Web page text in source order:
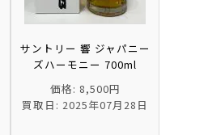
サントリー 響 ジャパニー
ズハーモニー 700ml
価格: 8,500円
買取日: 2025年07月28日